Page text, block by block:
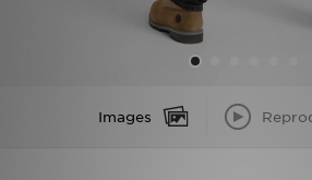
Images
ESTADO DO TEU PEDIDO
FAZ DOWNLOAD DA APP